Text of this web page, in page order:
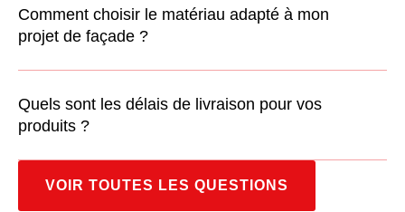
Comment choisir le matériau adapté à mon
projet de façade ?
Quels sont les délais de livraison pour vos
produits ?
VOIR TOUTES LES QUESTIONS